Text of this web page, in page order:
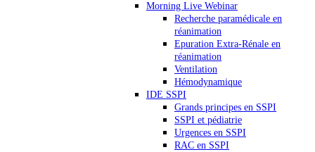
Morning Live Webinar
Recherche paramédicale en
réanimation
Epuration Extra-Rénale en
réanimation
Ventilation
Hémodynamique
IDE SSPI
Grands principes en SSPI
SSPI et pédiatrie
Urgences en SSPI
RAC en SSPI